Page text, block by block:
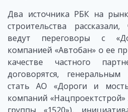
Два источника РБК на
строительства
ведут переговоры с
компанией «Автобан» о ее
качестве частного
договорятся,
стать АО «Дороги и
компаний «Нацпроектстрой»